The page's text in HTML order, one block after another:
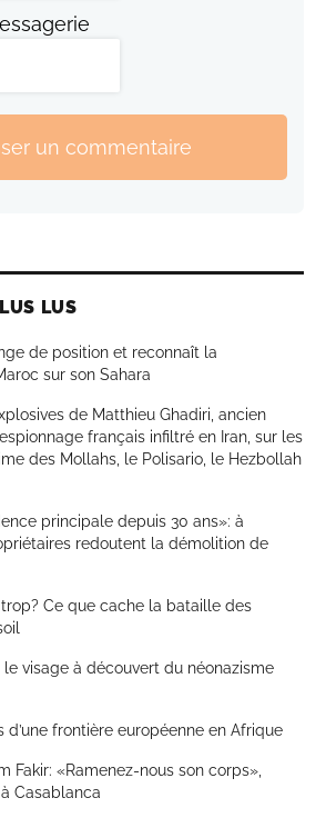
un commentaire
LUS
de position et reconnaît la
sur son Sahara
de Matthieu Ghadiri, ancien
français infiltré en Iran, sur les
des Mollahs, le Polisario, le Hezbollah
principale depuis 30 ans»: à
redoutent la démolition de
Ce que cache la bataille des
visage à découvert du néonazisme
d’une frontière européenne en Afrique
Fakir: «Ramenez-nous son corps»,
Casablanca